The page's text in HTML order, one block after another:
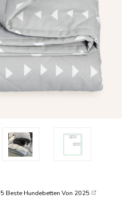
5 Beste Hundebetten Von 2025